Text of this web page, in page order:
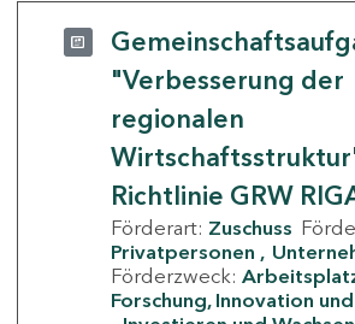
"Verbesserung der
regionalen
Richtlinie GRW
Förderart: Zuschuss
Privatpersonen
Förderzweck:
Forschung, Innovation